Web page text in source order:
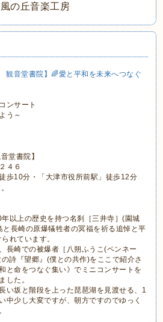
の丘音楽工房
音堂書院】🌈愛と平和を未来へつなぐ
ンサート
う～
堂書院】
４６
10分・「大津市役所前駅」徒歩12分
以上の歴史を持つ名刹［三井寺］(園城
長崎の原爆犠牲者の冥福を祈る追悼と平
れています。
長崎での被爆者［八朔ふうこ(ペンネー
詩『望郷』(僕との共作)をここで紹介さ
と命をつなぐ集い》でミニコンサートを
した。
い坂と階段を上った琵琶湖を見渡せる、1
中少し大変ですが、朝方ですのでゆっく